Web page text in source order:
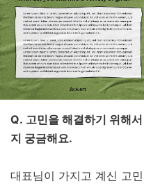
Q. 고민을 해결하기 위해
지 궁금해요.
대표님이 가지고 계신 고